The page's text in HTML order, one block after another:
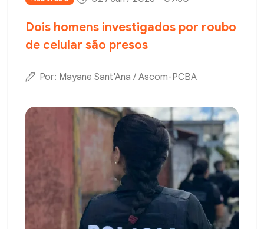
Dois homens investigados por roubo
de celular são presos
Por: Mayane Sant'Ana / Ascom-PCBA